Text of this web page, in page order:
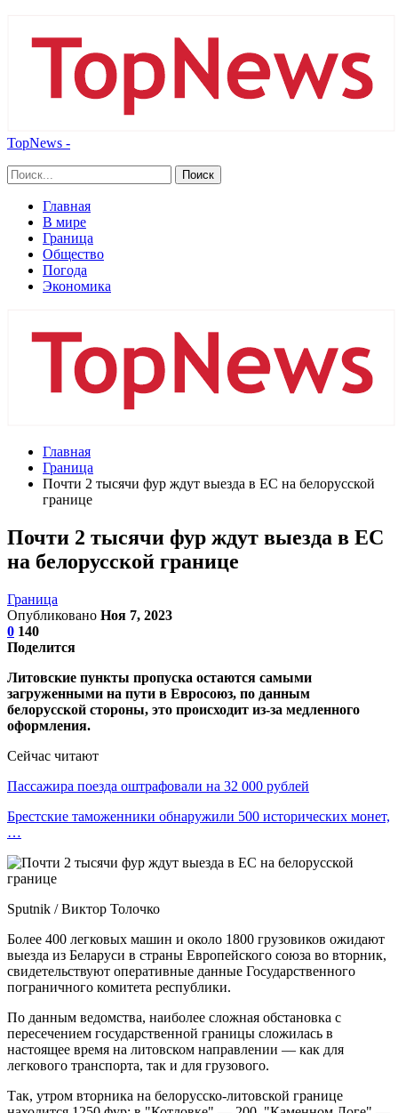
TopNews -
Главная
В мире
Граница
Общество
Погода
Экономика
Главная
Граница
Почти 2 тысячи фур ждут выезда в ЕС на белорусской
границе
Почти 2 тысячи фур ждут выезда в ЕС
на белорусской границе
Граница
Опубликовано Ноя 7, 2023
0 140
Поделится
Литовские пункты пропуска остаются самыми
загруженными на пути в Евросоюз, по данным
белорусской стороны, это происходит из-за медленного
оформления.
Сейчас читают
Пассажира поезда оштрафовали на 32 000 рублей
Брестские таможенники обнаружили 500 исторических монет,
…
Sputnik / Виктор Толочко
Более 400 легковых машин и около 1800 грузовиков ожидают
выезда из Беларуси в страны Европейского союза во вторник,
свидетельствуют оперативные данные Государственного
пограничного комитета республики.
По данным ведомства, наиболее сложная обстановка с
пересечением государственной границы сложилась в
настоящее время на литовском направлении — как для
легкового транспорта, так и для грузового.
Так, утром вторника на белорусско-литовской границе